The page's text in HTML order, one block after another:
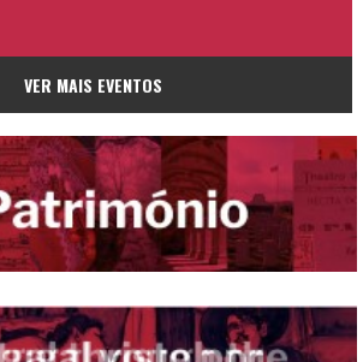
VER MAIS EVENTOS